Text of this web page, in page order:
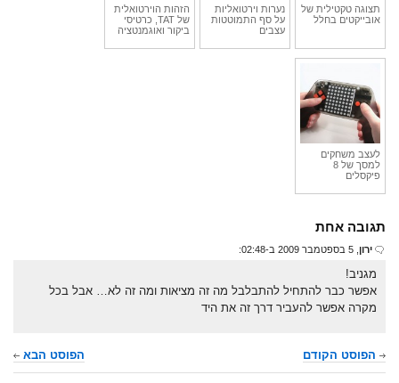
תצוגה טקטילית של
אובייקטים בחלל
נערות וירטואליות
על סף התמוטטות
עצבים
הזהות הוירטואלית
של TAT, כרטיסי
ביקור ואוגמנטציה
לעצב משחקים
למסך של 8
פיקסלים
תגובה אחת
ירון
מגניב!
אפשר כבר להתחיל להתבלבל מה זה מציאות ומה זה לא… אבל בכל
מקרה אפשר להעביר דרך זה את היד
הפוסט הקודם הפוסט הבא